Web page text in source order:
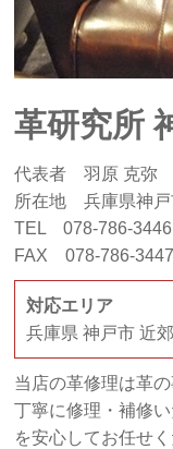
革研究所
代表者 羽原 克弥
所在地 兵庫県神戸
TEL 078-786-3446
FAX 078-786-3447
対応エリア
兵庫県 神戸市 近
当店の革修理は革
丁寧に修理・補修
を安心してお任せ